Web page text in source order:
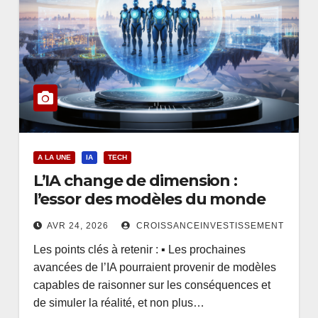
A LA UNE IA TECH
L’IA change de dimension :
l’essor des modèles du monde
AVR 24, 2026 CROISSANCEINVESTISSEMENT
Les points clés à retenir : ▪ Les prochaines
avancées de l’IA pourraient provenir de modèles
capables de raisonner sur les conséquences et
de simuler la réalité, et non plus…